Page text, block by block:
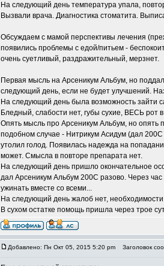
На следующий день температура упала,
Вызвали врача. Диагностика стоматита.
Обсуждаем с мамой перспективы лечения
появились проблемы с едой/питьем -
очень суетливый, раздражительный, мерзнет.
Первая мысль на Арсеникум Альбум, но
следующий день, если не будет улучшений.
На следующий день была возможность зайти
Бледный, слабости нет, губы сухие, ВЕСЬ рот в
Опять мысль про Арсеникум Альбум, но
подобном случае - Нитрикум Асидум (дал
утолил голод. Появилась надежда на
может. Смысла в повторе препарата нет.
На следующий день пришло окончательное
дал Арсеникум Альбум 200С разово. Через
ужинать вместе со всеми...
На следующий день жалоб нет,
В сухом остатке помощь пришла через трое
Добавлено: Пн Окт 05, 2015 5:20 pm Заголовок